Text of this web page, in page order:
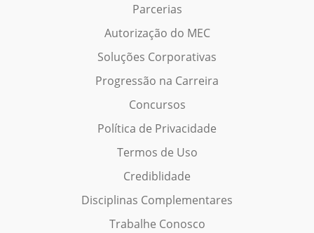
Parcerias
Autorização do MEC
Soluções Corporativas
Progressão na Carreira
Concursos
Política de Privacidade
Termos de Uso
Crediblidade
Disciplinas Complementares
Trabalhe Conosco